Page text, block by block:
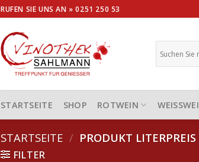
RUFEN SIE UNS AN »0251 250 53
STARTSEITE SHOP ROTWEIN WEISSWEIN
STARTSEITE / PRODUKT LITERPREIS
FILTER